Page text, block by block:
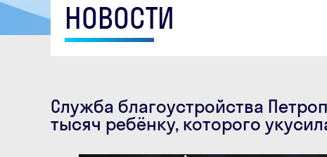
НОВОСТИ
Служба благоустройства
тысяч ребёнку, которого